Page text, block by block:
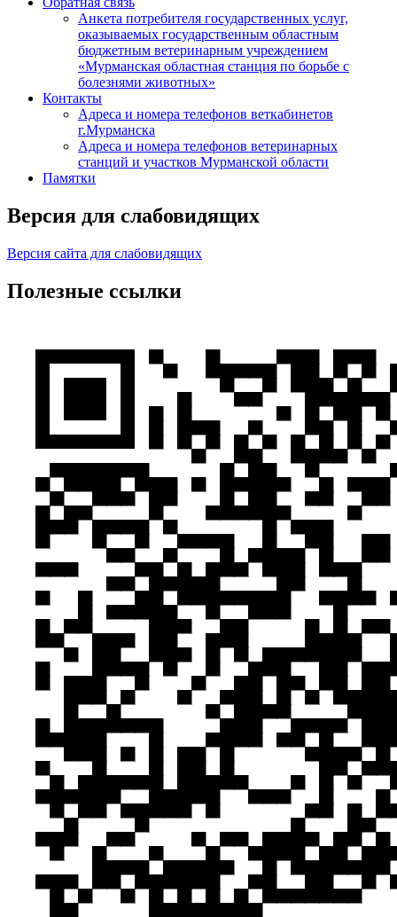
Анкета потребителя государственных услуг,
оказываемых государственным областным
бюджетным ветеринарным учреждением
«Мурманская областная станция по борьбе с
болезнями животных»
Контакты
Адреса и номера телефонов веткабинетов
г.Мурманска
Адреса и номера телефонов ветеринарных
станций и участков Мурманской области
Памятки
Версия для слабовидящих
Версия сайта для слабовидящих
Полезные ссылки